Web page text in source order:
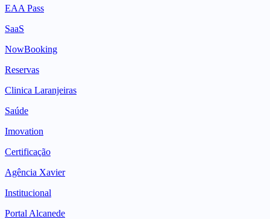
EAA Pass
SaaS
NowBooking
Reservas
Clinica Laranjeiras
Saúde
Imovation
Certificação
Agência Xavier
Institucional
Portal Alcanede